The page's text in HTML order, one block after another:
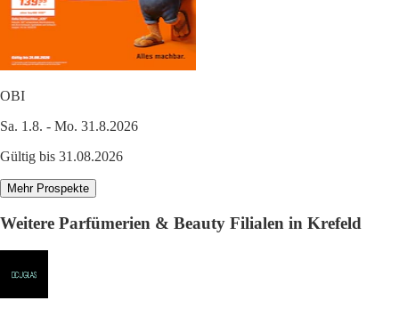
OBI
Sa. 1.8. - Mo. 31.8.2026
Gültig bis 31.08.2026
Mehr Prospekte
Weitere Parfümerien & Beauty Filialen in Krefeld